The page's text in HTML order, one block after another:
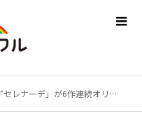
コン週間演歌・歌謡シングルランキング初登場1位に！